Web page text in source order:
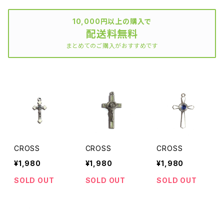
10,000円以上の購入で
配送料無料
まとめてのご購入がおすすめです
CROSS
¥1,980
SOLD OUT
CROSS
¥1,980
SOLD OUT
CROSS
¥1,980
SOLD OUT